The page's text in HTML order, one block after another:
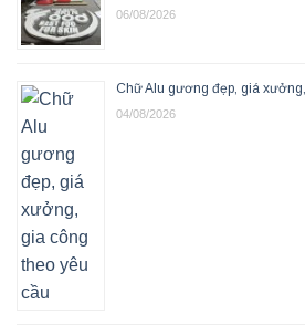
06/08/2026
Chữ Alu gương đẹp, giá
04/08/2026